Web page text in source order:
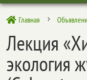
 Главная 5
Лекция
экология